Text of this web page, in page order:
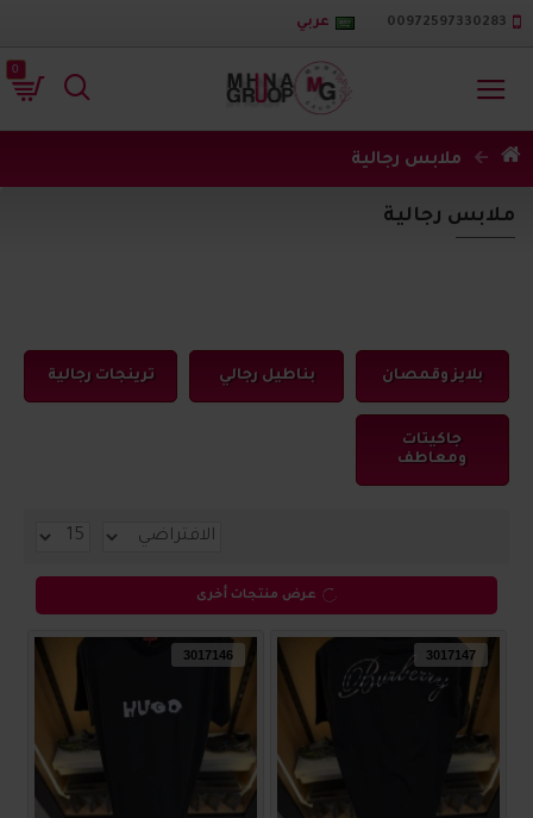
00972597330283 عربي
0
ملابس رجالية
ملابس رجالية
بلايز وقمصان بناطيل رجالي ترينجات رجالية
جاكيتات
ومعاطف
عرض منتجات أخرى
3017147
3017146